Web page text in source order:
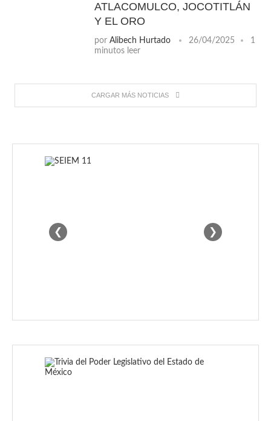
ATLACOMULCO, JOCOTITLÁN
Y EL ORO
por Alibech Hurtado 26/04/2025
1
minutos leer
CARGAR MÁS NOTICIAS
❮ ❯